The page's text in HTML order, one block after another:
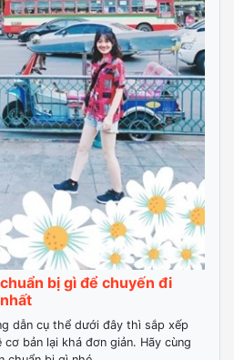
mắc du lịch Thái Lan mang
tin xếp vali lên đường
du lịch Thái Lan 2019: Tất cả
cần là một chuyến đi
Lan Tết 2019: Người lạ ơi, tết
đi hết Thái Lan chưa